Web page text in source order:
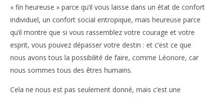
« fin heureuse » parce qu’il vous laisse dans un état de confort
individuel, un confort social entropique, mais heureuse parce
qu’il montre que si vous rassemblez votre courage et votre
esprit, vous pouvez dépasser votre destin : et c’est ce que
nous avons tous la possibilité de faire, comme Léonore, car
nous sommes tous des êtres humains.
Cela ne nous est pas seulement donné, mais c’est une